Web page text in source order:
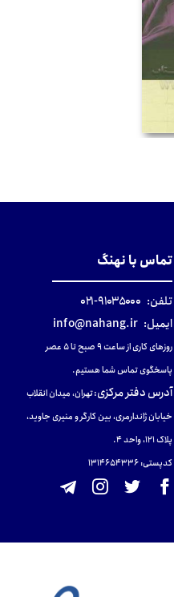
تماس با نهنگ
تلفن: ۹۱۰۳۵۰۰۰-۰۲۱
ایمیل: info@nahang.ir
روزهای کاری از ساعت ۹ صبح تا ۵ عصر
پاسخگوی تماس شما هستیم.
آدرس دفتر مرکزی:تهران، میدان انقلاب
خیابان ژاندارمری، بین کارگر و منیری جاوید،
پلاک 121، واحد ۴.
کدپستی: 131465433۶